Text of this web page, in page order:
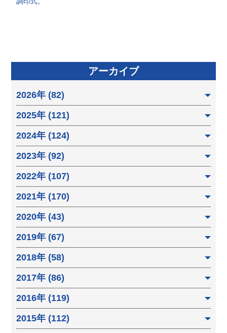
アーカイブ
2026年 (82)
2025年 (121)
2024年 (124)
2023年 (92)
2022年 (107)
2021年 (170)
2020年 (43)
2019年 (67)
2018年 (58)
2017年 (86)
2016年 (119)
2015年 (112)